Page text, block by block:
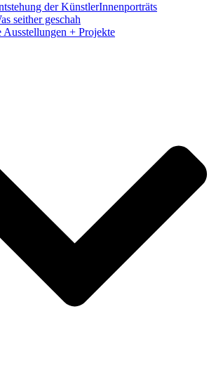
der KünstlerInnenporträts
seither geschah
Ausstellungen + Projekte